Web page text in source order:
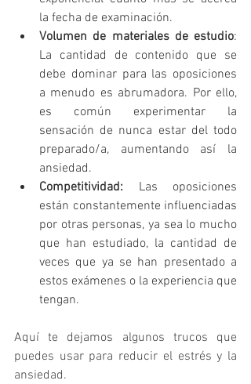
la fecha de examinación.
Volumen de materiales de estudio:
La cantidad de contenido que se
debe dominar para las oposiciones
a menudo es abrumadora. Por ello,
es común experimentar la
sensación de nunca estar del todo
preparado/a, aumentando así la
ansiedad.
Competitividad: Las oposiciones
están constantemente influenciadas
por otras personas, ya sea lo mucho
que han estudiado, la cantidad de
veces que ya se han presentado a
estos exámenes o la experiencia que
tengan.
Aquí te dejamos algunos trucos que
puedes usar para reducir el estrés y la
ansiedad.